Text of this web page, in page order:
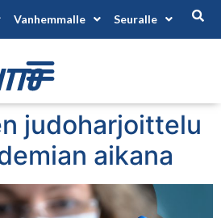
Vanhemmalle Seuralle
judoharjoittelu
aikana